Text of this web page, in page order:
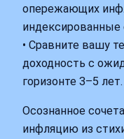
опережающих
индексированные
• Сравните вашу
доходность с
горизонте 3–5 лет.
Осознанное
инфляцию из